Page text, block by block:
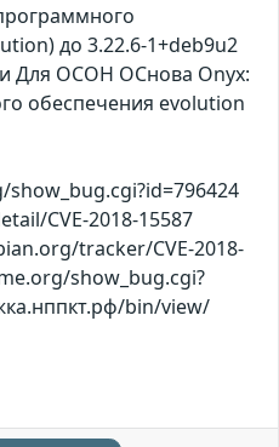
до 3.22.6-1+deb9u2
Для ОСОН ОСнова Оnyx:
обеспечения evolution
CVE-2018-15587
tracker/CVE-2018-
show_bug.cgi?
bin/view/